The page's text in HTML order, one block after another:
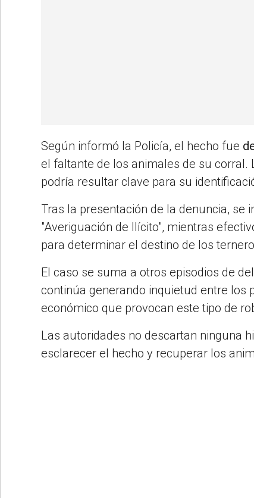
Según informó la Policía, el hecho fue
el faltante de los animales de su corral.
podría resultar clave para su
Tras la presentación de la denuncia,
"Averiguación de Ilícito", mientras
para determinar el destino de los
El caso se suma a otros episodios de
continúa generando inquietud entre los
económico que provocan este tipo de
Las autoridades no descartan ninguna
esclarecer el hecho y recuperar los